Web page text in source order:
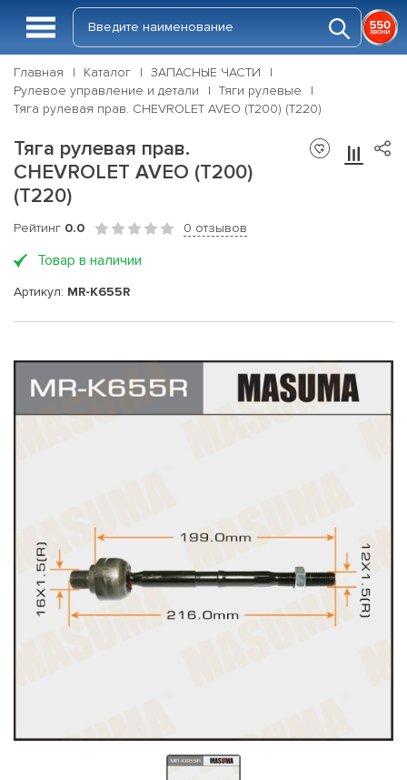
Главная Каталог
ЗАПАСНЫЕ ЧАСТИ
Рулевое управление и детали
Тяги рулевые
Тяга рулевая прав. CHEVROLET AVEO (T200) (T220)
Тяга рулевая прав.
CHEVROLET AVEO (T200)
(T220)
Рейтинг 0.0 0 отзывов
Товар в наличии
Артикул: MR-K655R